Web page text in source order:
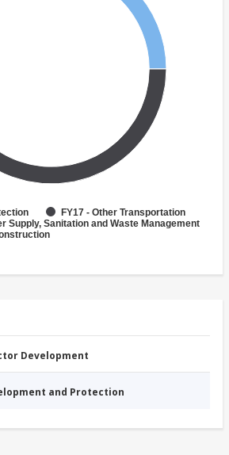
FY17 - Other Transportation
Supply, Sanitation and Waste Management
Development
and Protection